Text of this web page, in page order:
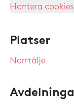
Hantera cookies
Platser
Norrtälje